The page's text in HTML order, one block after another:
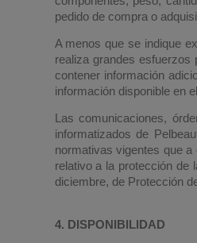
pedido de compra o
A menos que se indique
realiza grandes
contener información
información disponible en
Las comunicaciones,
informatizados de
normativas vigentes que
relativo a la protección de
diciembre, de Protección
4. DISPONIBILIDAD